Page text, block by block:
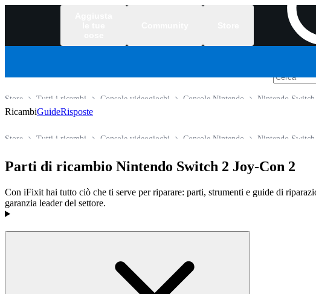
Nintendo
Console Nintendo
Console videogiochi
Tutti i ricambi
Store
RicambiGuideRisposte
Nintendo
Console Nintendo
Console videogiochi
Tutti i ricambi
Store
Parti di ricambio Nintendo Switch 2 Joy-Con 2
Con iFixit hai tutto ciò che ti serve per riparare: parti, strumenti e guide di
garanzia leader del settore.
Prodotti